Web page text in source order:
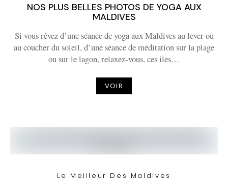
NOS PLUS BELLES PHOTOS DE YOGA AUX
MALDIVES
Si vous rêvez d’une séance de yoga aux Maldives au lever ou
au coucher du soleil, d’une séance de méditation sur la plage
ou sur le lagon, relaxez-vous, ces iles…
VOIR
Le Meilleur Des Maldives